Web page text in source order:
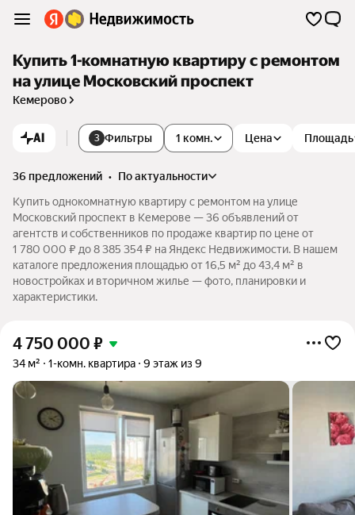
Купить 1-комнатную квартиру с ремонтом
на улице Московский проспект
Кемерово
AI 3 Фильтры 1 комн. Цена Площадь
36 предложений •
по актуальности
Купить однокомнатную квартиру с ремонтом на улице
Московский проспект в Кемерове — 36 объявлений от
агентств и собственников по продаже квартир по цене от
1 780 000 ₽ до 8 385 354 ₽ на Яндекс Недвижимости. В нашем
каталоге предложения площадью от 16,5 м² до 43,4 м² в
новостройках и вторичном жилье — фото, планировки и
характеристики.
4 750 000 ₽
34 м² 1-комн. квартира 9 этаж из 9